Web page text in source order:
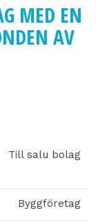
MED EN
AV
Till salu bolag
Byggföretag